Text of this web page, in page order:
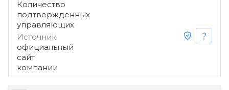
Количество
подтвержденных
управляющих
Источник
официальный
сайт
компании